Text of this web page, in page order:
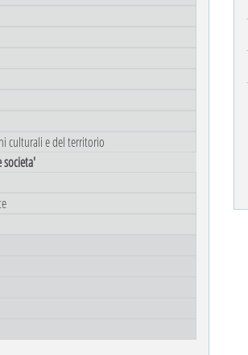
culturali e del territorio
societa'